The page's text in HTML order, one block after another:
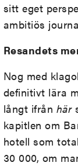
sitt eget
ambitiös
Resandets
Nog med
definitivt lära
långt ifrån här
kapitlen om
hotell som
30 000, om